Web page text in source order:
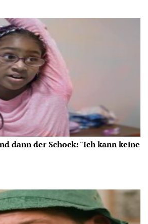
dann der Schock: "Ich kann keine